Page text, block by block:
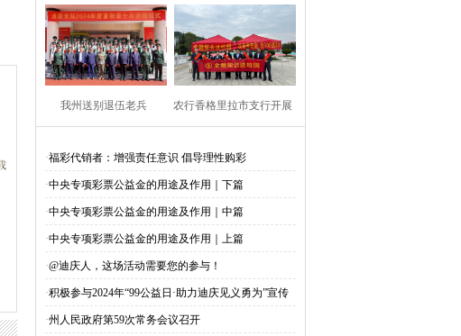
捷出行，一站直达美景 丰收节在团结村吉达木草
原举行
我州送别退伍老兵​ 农行香格里拉市支行开展
·福彩代销者：增强责任意识 倡导理性购彩
·中央专项彩票公益金的用途及作用｜下篇
·中央专项彩票公益金的用途及作用｜中篇
·中央专项彩票公益金的用途及作用｜上篇
·@迪庆人，这场活动需要您的参与！
·积极参与2024年“99公益日·助力迪庆见义勇为”宣传
募捐活动倡议书
·州人民政府第59次常务会议召开